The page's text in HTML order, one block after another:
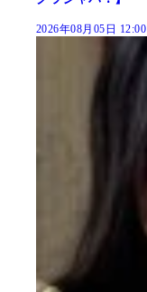
2026年08月05日 12:00